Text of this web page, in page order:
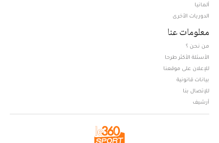
ألمانيا
الدوريات الأخرى
معلومات عنا
من نحن ؟
الأسئلة الأكثر طرحا
للإعلان على موقعنا
بيانات قانونية
للإتصال بنا
أرشيف